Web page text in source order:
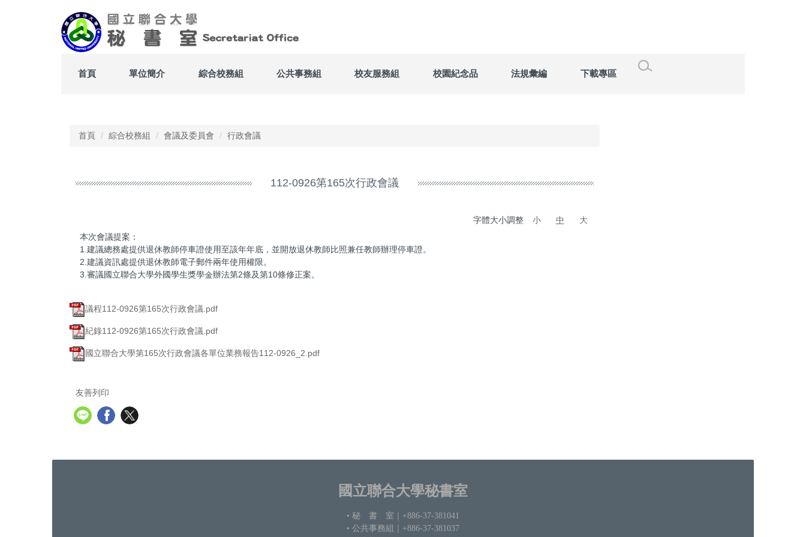
首頁 單位簡介 綜合校務組 公共事務組 校友服務組 校園紀念品 法規彙編 下載專區
首頁 綜合校務組 會議及委員會 行政會議
112-0926第165次行政會議
字體大小調整 小 中
大
本次會議提案：
1.建議總務處提供退休教師停車證使用至該年年底，並開放退休教師比照兼任教師辦理停車證。
2.建議資訊處提供退休教師電子郵件兩年使用權限。
3.審議國立聯合大學外國學生獎學金辦法第2條及第10條修正案。
議程112-0926第165次行政會議.pdf
紀錄112-0926第165次行政會議.pdf
國立聯合大學第165次行政會議各單位業務報告112-0926_2.pdf
友善列印
國立聯合大學秘書室
• 秘 書 室 ｜+886-37-381041
• 公共事務組｜+886-37-381037